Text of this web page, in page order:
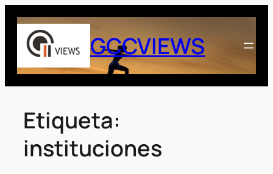
Saltar
contenido
GCCVIEWS
Etiqueta:
instituciones